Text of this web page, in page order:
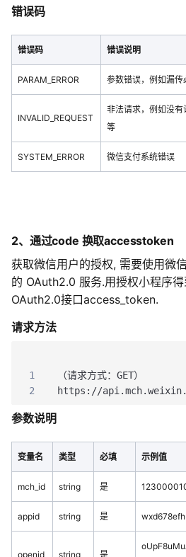
错误码
错误码 错误说明
PARAM_ERROR 参数错误，例如漏
INVALID_REQUEST
非法请求，例如没
等
SYSTEM_ERROR 微信支付系统错误
2、通过code 换取accesstoken
获取微信用户的授权, 需要使用微
的 OAuth2.0 服务.用授权小程序
OAuth2.0接口access_token.
请求方法
1
（请求方式：GET）
2
https://
参数说明
变量名 类型 必填 示例值
mch_id string 是
appid string 是
openid string 是